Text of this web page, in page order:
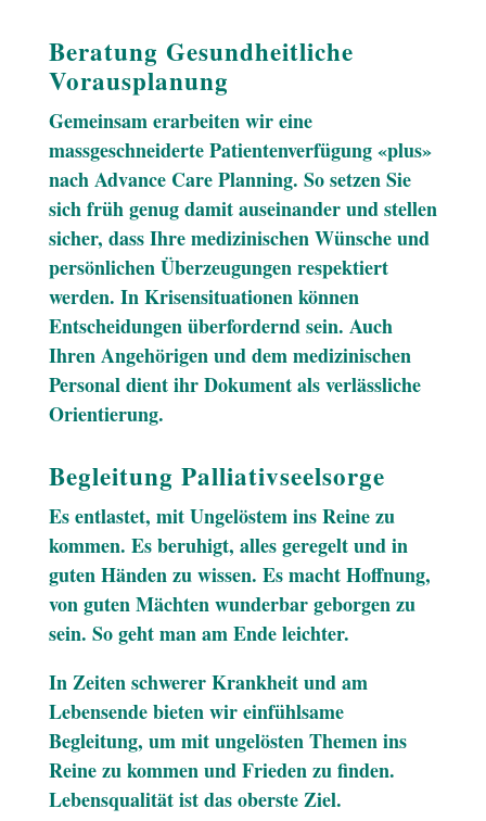
Beratung Gesundheitliche
Vorausplanung
Gemeinsam erarbeiten wir eine
massgeschneiderte Patientenverfügung «plus»
nach Advance Care Planning. So setzen Sie
sich früh genug damit auseinander und stellen
sicher, dass Ihre medizinischen Wünsche und
persönlichen Überzeugungen respektiert
werden. In Krisensituationen können
Entscheidungen überfordernd sein. Auch
Ihren Angehörigen und dem medizinischen
Personal dient ihr Dokument als verlässliche
Orientierung.
Begleitung Palliativseelsorge
Es entlastet, mit Ungelöstem ins Reine zu
kommen. Es beruhigt, alles geregelt und in
guten Händen zu wissen. Es macht Hoffnung,
von guten Mächten wunderbar geborgen zu
sein. So geht man am Ende leichter.
In Zeiten schwerer Krankheit und am
Lebensende bieten wir einfühlsame
Begleitung, um mit ungelösten Themen ins
Reine zu kommen und Frieden zu finden.
Lebensqualität ist das oberste Ziel.